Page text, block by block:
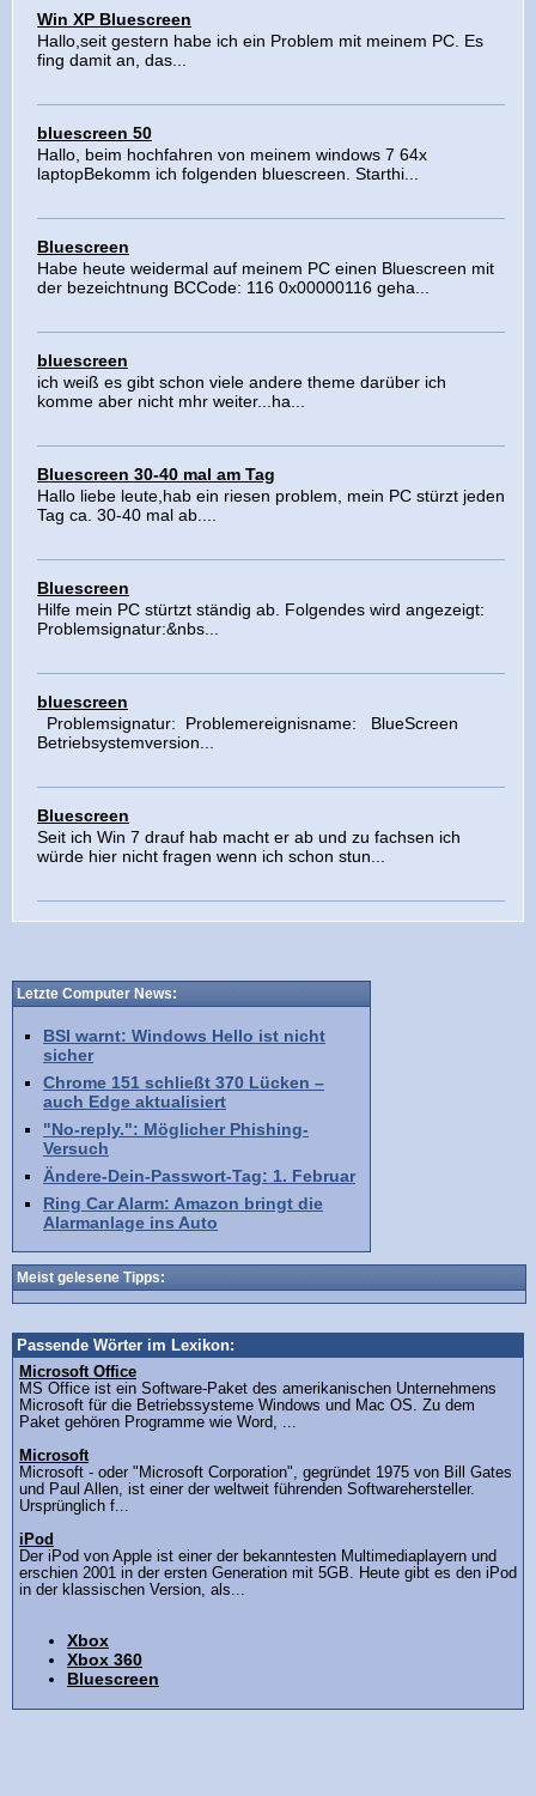
Win XP Bluescreen
Hallo,seit gestern habe ich ein Problem mit meinem PC. Es
fing damit an, das...
bluescreen 50
Hallo, beim hochfahren von meinem windows 7 64x
laptopBekomm ich folgenden bluescreen. Starthi...
Bluescreen
Habe heute weidermal auf meinem PC einen Bluescreen mit
der bezeichtnung BCCode: 116 0x00000116 geha...
bluescreen
ich weiß es gibt schon viele andere theme darüber ich
komme aber nicht mhr weiter...ha...
Bluescreen 30-40 mal am Tag
Hallo liebe leute,hab ein riesen problem, mein PC stürzt jeden
Tag ca. 30-40 mal ab....
Bluescreen
Hilfe mein PC stürtzt ständig ab. Folgendes wird angezeigt:
Problemsignatur:&nbs...
bluescreen
Problemsignatur: Problemereignisname: BlueScreen
Betriebsystemversion...
Bluescreen
Seit ich Win 7 drauf hab macht er ab und zu fachsen ich
würde hier nicht fragen wenn ich schon stun...
Letzte Computer News:
BSI warnt: Windows Hello ist nicht
sicher
Chrome 151 schließt 370 Lücken –
auch Edge aktualisiert
"No-reply.": Möglicher Phishing-
Versuch
Ändere-Dein-Passwort-Tag: 1. Februar
Ring Car Alarm: Amazon bringt die
Alarmanlage ins Auto
Meist gelesene Tipps:
Passende Wörter im Lexikon:
Microsoft Office
MS Office ist ein Software-Paket des amerikanischen Unternehmens
Microsoft für die Betriebssysteme Windows und Mac OS. Zu dem
Paket gehören Programme wie Word, ...
Microsoft
Microsoft - oder "Microsoft Corporation", gegründet 1975 von Bill Gates
und Paul Allen, ist einer der weltweit führenden Softwarehersteller.
Ursprünglich f...
iPod
Der iPod von Apple ist einer der bekanntesten Multimediaplayern und
erschien 2001 in der ersten Generation mit 5GB. Heute gibt es den iPod
in der klassischen Version, als...
Xbox
Xbox 360
Bluescreen